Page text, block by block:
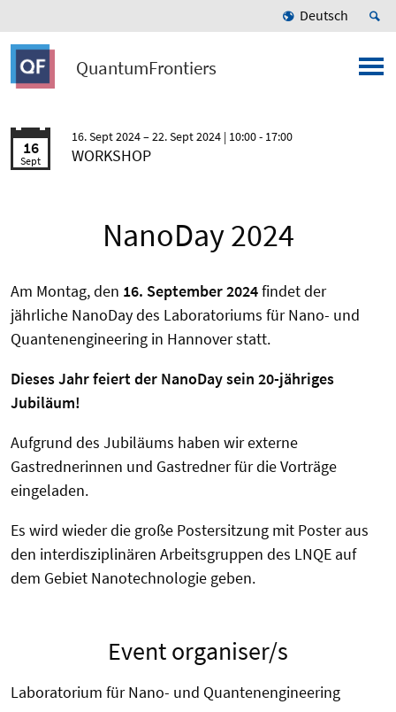
Deutsch
QuantumFrontiers
16
Sept
16. Sept 2024 22. Sept 2024 | 10:00 - 17:00
WORKSHOP
NanoDay 2024
Am Montag, den 16. September 2024findet der
jährliche NanoDay des Laboratoriums für Nano- und
Quantenengineering in Hannover statt.
Dieses Jahr feiert der NanoDay sein 20-jähriges
Jubiläum!
Aufgrund des Jubiläums haben wir externe
Gastrednerinnen und Gastredner für die Vorträge
eingeladen.
Es wird wieder die große Postersitzung mit Poster aus
den interdisziplinären Arbeitsgruppen des LNQE auf
dem Gebiet Nanotechnologie geben.
Event organiser/s
Laboratorium für Nano- und Quantenengineering